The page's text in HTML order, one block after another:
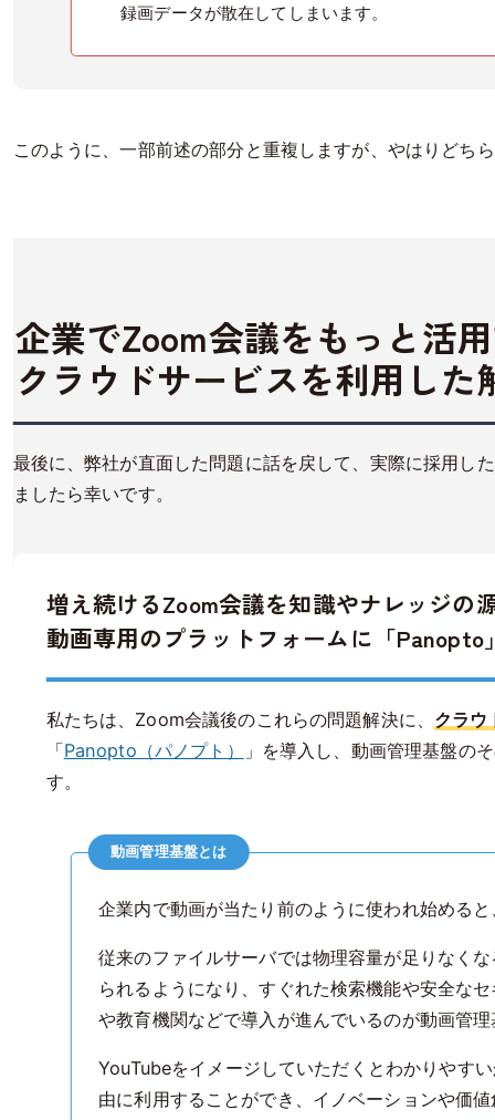
録画データが散在してしまいます。
このように、一部前述の部分と重複しますが、やはりどち
企業でZoom会議をもっと活
クラウドサービスを利用した
最後に、弊社が直面した問題に話を戻して、実際に採用し
ましたら幸いです。
増え続けるZoom会議を知識やナレッジの
動画専用のプラットフォームに「Panopto
私たちは、Zoom会議後のこれらの問題解決に、 クラウ
「Panopto（パノプト）
」を導入し、動画管理基盤の
す。
動画管理基盤とは
企業内で動画が当たり前のように使われ始める
従来のファイルサーバでは物理容量が足りなく
られるようになり、すぐれた検索機能や安全な
や教育機関などで導入が進んでいるのが動画管
YouTubeをイメージしていただくとわかりやす
由に利用することができ、イノベーションや価